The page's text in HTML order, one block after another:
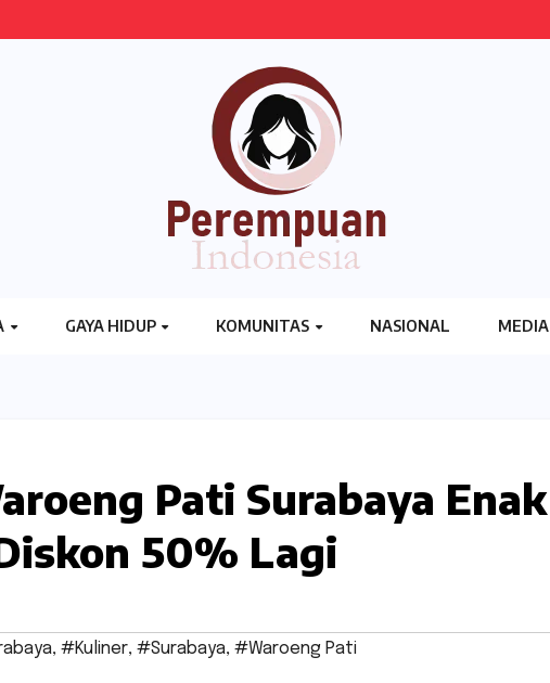
GAYA HIDUP KOMUNITAS NASIONAL MEDIA
Pati Surabaya Enak
50% Lagi
, #Kuliner, #Surabaya, #Waroeng Pati